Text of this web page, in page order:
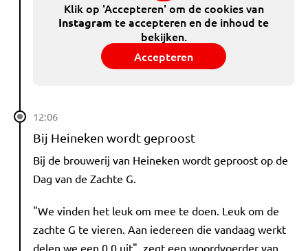
Klik op 'Accepteren' om de cookies van
Instagram te accepteren en de inhoud te
bekijken.
Accepteren
12:06
Bij Heineken wordt geproost
Bij de brouwerij van Heineken wordt geproost op de
Dag van de Zachte G.
"We vinden het leuk om mee te doen. Leuk om de
zachte G te vieren. Aan iedereen die vandaag werkt
delen we een 0.0 uit", zegt een woordvoerder van